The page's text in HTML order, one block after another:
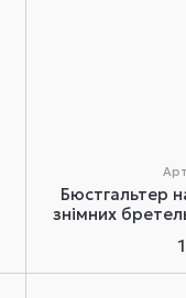
Бюстгальтер
знімних